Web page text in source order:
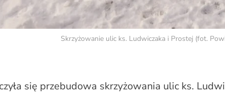
Skrzyżowanie ulic ks. Ludwiczaka i Prostej (fot.
się przebudowa skrzyżowania ulic ks.